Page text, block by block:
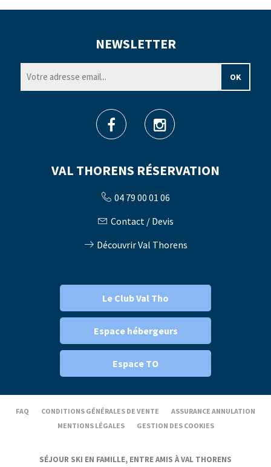
VAL THORENS RÉSERVATION
04 79 00 01 06
Contact / Devis
Découvrir Val Thorens
NEWSLETTER
Le Club Val Tho
Espace hébergeurs
Espace TO
FAQ CONDITIONS GÉNÉRALES DE VENTE
ASSURANCE ANNULATION
MENTIONS LÉGALES
GESTION DES COOKIES
SÉJOUR SKI EN FAMILLE, ENTRE AMIS À VAL THORENS